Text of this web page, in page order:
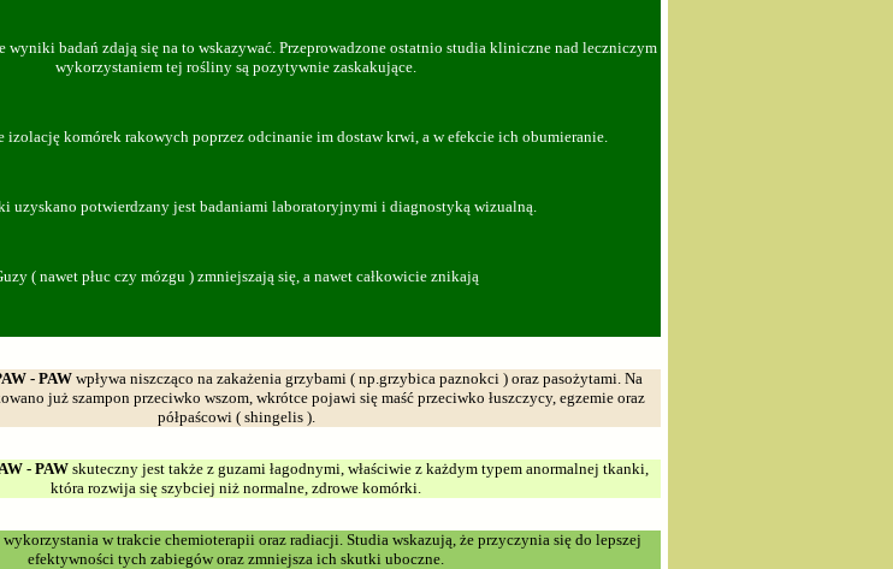
wyniki badań zdają się na to wskazywać. Przeprowadzone ostatnio studia kliniczne nad leczniczym
wykorzystaniem tej rośliny są pozytywnie zaskakujące.
izolację komórek rakowych poprzez odcinanie im dostaw krwi, a w efekcie ich obumieranie.
uzyskano potwierdzany jest badaniami laboratoryjnymi i diagnostyką wizualną.
( nawet płuc czy mózgu ) zmniejszają się, a nawet całkowicie znikają
- PAWwpływa niszcząco na zakażenia grzybami ( np.grzybica paznokci ) oraz pasożytami. Na
już szampon przeciwko wszom, wkrótce pojawi się maść przeciwko łuszczycy, egzemie oraz
półpaścowi ( shingelis ).
- PAWskuteczny jest także z guzami łagodnymi, właściwie z każdym typem anormalnej tkanki,
która rozwija się szybciej niż normalne, zdrowe komórki.
w trakcie chemioterapii oraz radiacji. Studia wskazują, że przyczynia się do lepszej
efektywności tych zabiegów oraz zmniejsza ich skutki uboczne.